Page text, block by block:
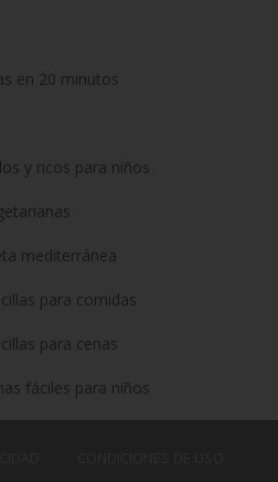
en 20 minutos
y ricos para niños
mediterránea
para comidas
para cenas
fáciles para niños